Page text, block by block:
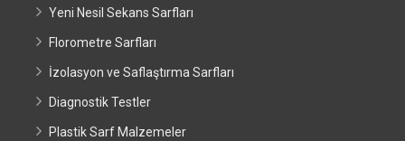
Yeni Nesil Sekans Sarfları
Florometre Sarfları
İzolasyon ve Saflaştırma Sarfları
Diagnostik Testler
Plastik Sarf Malzemeler